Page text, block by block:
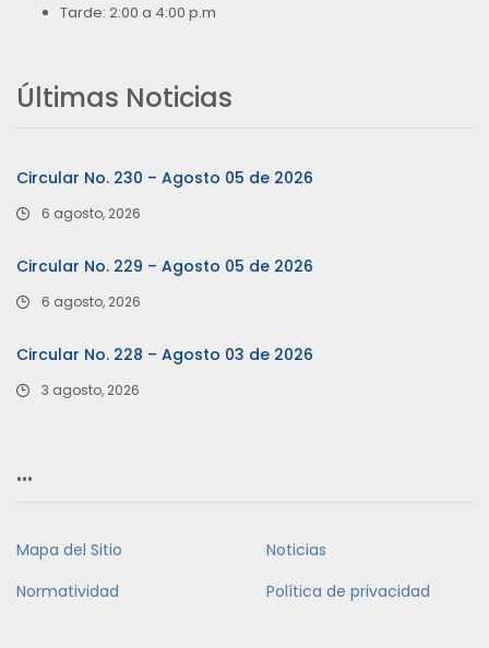
Tarde: 2:00 a 4:00 p.m
Últimas Noticias
Circular No. 230 – Agosto 05 de 2026
6 agosto, 2026
Circular No. 229 – Agosto 05 de 2026
6 agosto, 2026
Circular No. 228 – Agosto 03 de 2026
3 agosto, 2026
…
Mapa del Sitio
Noticias
Normatividad
Política de privacidad